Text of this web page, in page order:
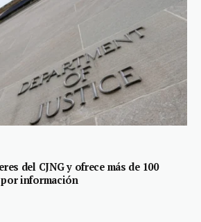
del CJNG y ofrece más de 100
información